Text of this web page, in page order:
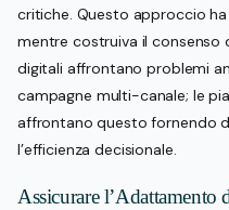
critiche. Questo approccio
mentre costruiva il consenso
digitali affrontano problemi
campagne multi-canale; le
affrontano questo fornendo
l’efficienza decisionale.
Assicurare l’Adattamento